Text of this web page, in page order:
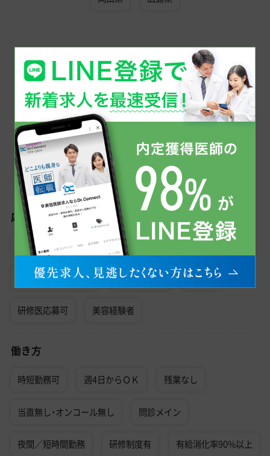
同じ科目で美容医療の医師求人を探す
その他
こだわり検索から美容医療の医師求人を探す
応募条件
女性医師におすすめ 専門医資格不問
男性医師におすすめ 医師3年目可 見学可
研修医応募可 美容経験者
働き方
時短勤務可 週4日からＯＫ 残業なし
当直無し・オンコール無し 問診メイン
夜間／短時間勤務 研修制度有 有給消化率90%以上